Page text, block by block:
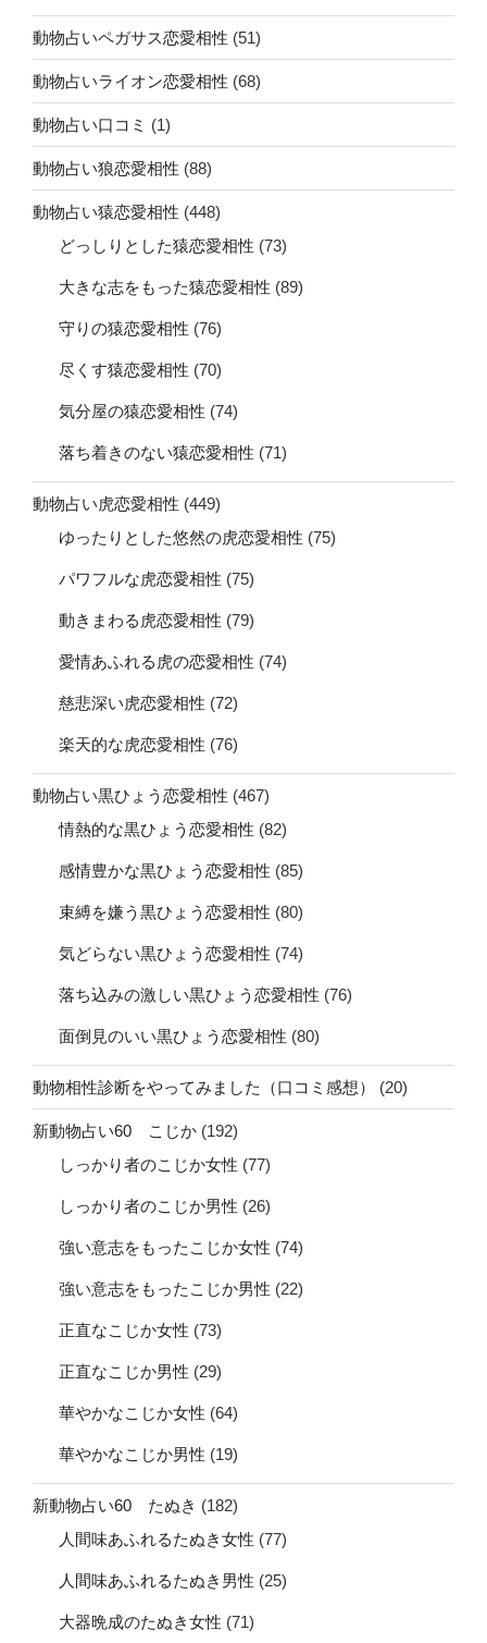
動物占いペガサス恋愛相性 (51)
動物占いライオン恋愛相性 (68)
動物占い口コミ (1)
動物占い狼恋愛相性 (88)
動物占い猿恋愛相性 (448)
どっしりとした猿恋愛相性 (73)
大きな志をもった猿恋愛相性 (89)
守りの猿恋愛相性 (76)
尽くす猿恋愛相性 (70)
気分屋の猿恋愛相性 (74)
落ち着きのない猿恋愛相性 (71)
動物占い虎恋愛相性 (449)
ゆったりとした悠然の虎恋愛相性 (75)
パワフルな虎恋愛相性 (75)
動きまわる虎恋愛相性 (79)
愛情あふれる虎の恋愛相性 (74)
慈悲深い虎恋愛相性 (72)
楽天的な虎恋愛相性 (76)
動物占い黒ひょう恋愛相性 (467)
情熱的な黒ひょう恋愛相性 (82)
感情豊かな黒ひょう恋愛相性 (85)
束縛を嫌う黒ひょう恋愛相性 (80)
気どらない黒ひょう恋愛相性 (74)
落ち込みの激しい黒ひょう恋愛相性 (76)
面倒見のいい黒ひょう恋愛相性 (80)
動物相性診断をやってみました（口コミ感想） (20)
新動物占い60 こじか (192)
しっかり者のこじか女性 (77)
しっかり者のこじか男性 (26)
強い意志をもったこじか女性 (74)
強い意志をもったこじか男性 (22)
正直なこじか女性 (73)
正直なこじか男性 (29)
華やかなこじか女性 (64)
華やかなこじか男性 (19)
新動物占い60 たぬき (182)
人間味あふれるたぬき女性 (77)
人間味あふれるたぬき男性 (25)
大器晩成のたぬき女性 (71)